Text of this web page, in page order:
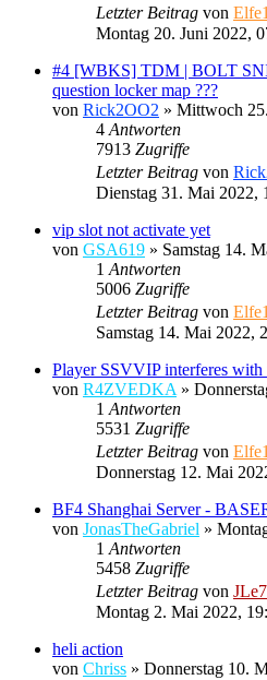
Letzter Beitrag von
Montag 20. Juni 2022,
#4 [WBKS] TDM | BOLT
question locker map ???
von Rick2OO2 » Mittwoch
4 Antworten
7913 Zugriffe
Letzter Beitrag von
Dienstag 31. Mai 2022,
vip slot not activate yet
von GSA619 » Samstag 14.
1 Antworten
5006 Zugriffe
Letzter Beitrag von
Samstag 14. Mai 2022,
Player SSVVIP interferes with
von R4ZVEDKA »
1 Antworten
5531 Zugriffe
Letzter Beitrag von
Donnerstag 12. Mai
BF4 Shanghai Server -
von JonasTheGabriel »
1 Antworten
5458 Zugriffe
Letzter Beitrag von
Montag 2. Mai 2022,
heli action
von Chriss » Donnerstag 10.